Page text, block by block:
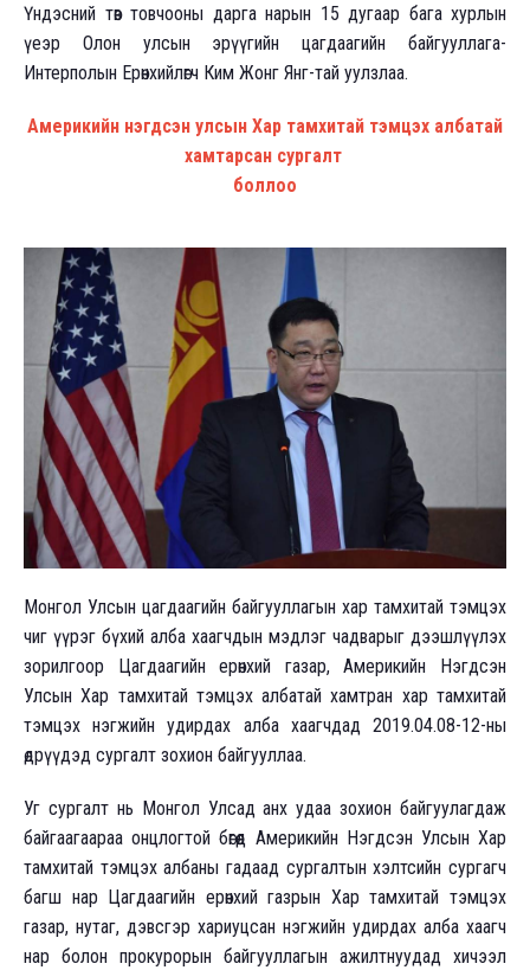
Үндэсний төв товчооны дарга нарын 15 дугаар бага хурлын
үеэр Олон улсын эрүүгийн цагдаагийн байгууллага-
Интерполын Ерөнхийлөгч Ким Жонг Янг-тай уулзлаа.
Америкийн нэгдсэн улсын Хар тамхитай тэмцэх албатай
хамтарсан сургалт
боллоо
Монгол Улсын цагдаагийн байгууллагын хар тамхитай тэмцэх
чиг үүрэг бүхий алба хаагчдын мэдлэг чадварыг дээшлүүлэх
зорилгоор Цагдаагийн ерөнхий газар, Америкийн Нэгдсэн
Улсын Хар тамхитай тэмцэх албатай хамтран хар тамхитай
тэмцэх нэгжийн удирдах алба хаагчдад 2019.04.08-12-ны
өдрүүдэд сургалт зохион байгууллаа.
Уг сургалт нь Монгол Улсад анх удаа зохион байгуулагдаж
байгаагаараа онцлогтой бөгөөд Америкийн Нэгдсэн Улсын Хар
тамхитай тэмцэх албаны гадаад сургалтын хэлтсийн сургагч
багш нар Цагдаагийн ерөнхий газрын Хар тамхитай тэмцэх
газар, нутаг, дэвсгэр хариуцсан нэгжийн удирдах алба хаагч
нар болон прокурорын байгууллагын ажилтнуудад хичээл